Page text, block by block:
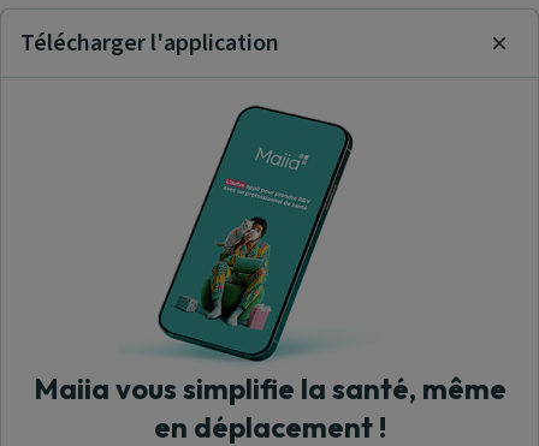
Télécharger l'application
Maiia vous simplifie la santé, même
en déplacement !